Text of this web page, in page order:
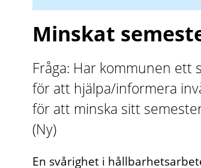
Minskat
Fråga: Har kommunen ett
för att hjälpa/informera
för att minska sitt
(Ny)
En svårighet i